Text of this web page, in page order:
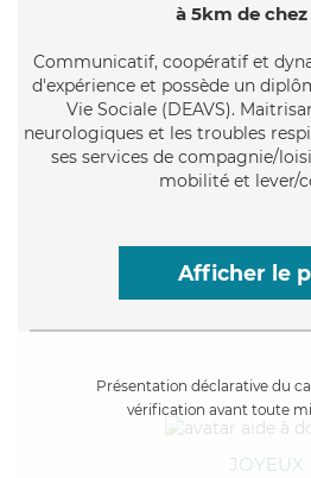
à 5km de chez
Communicatif, coopératif et
d'expérience et possède un
Vie Sociale (DEAVS).
neurologiques et les troubles
ses services de compagnie/
mobilité et lever/
Afficher le
Présentation déclarative du
vérification avant toute
JOYEUX